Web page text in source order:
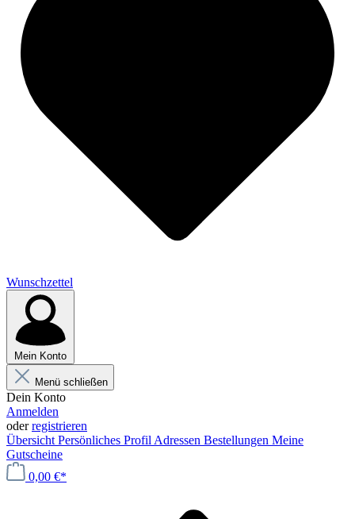
Wunschzettel
Mein Konto
Menü schließen
Dein Konto
Anmelden
oderregistrieren
Übersicht Persönliches Profil Adressen Bestellungen Meine
Gutscheine
0,00 €*